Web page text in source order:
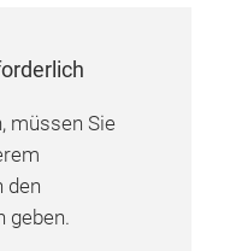
müssen Sie
den
geben.